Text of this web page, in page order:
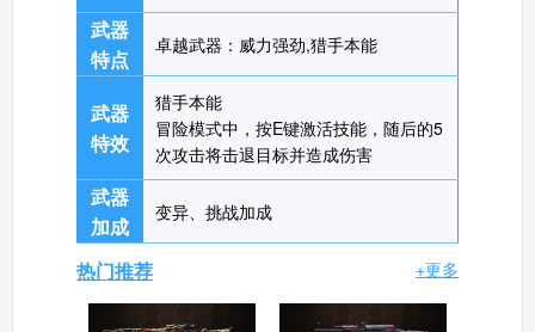
生死狙击手机版
武器
特点
卓越武器：威力强劲,猎手本能
武器
特效
猎手本能
冒险模式中，按E键激活技能，随后的5
次攻击将击退目标并造成伤害
武器
加成
变异、挑战加成
热门推荐 +更多